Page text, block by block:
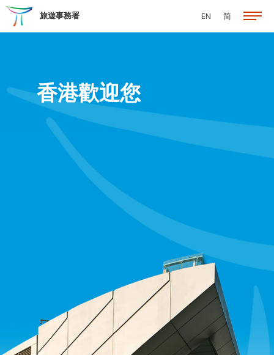
跳至主要內容
旅遊事務署 EN 简
香港歡迎您